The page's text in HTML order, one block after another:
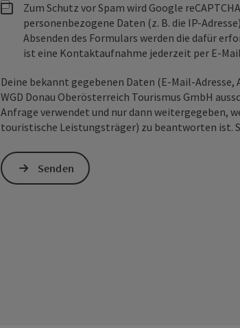
Zum Schutz vor Spam wird Google
personenbezogene Daten (z. B. die IP-
Absenden des Formulars werden die dafür
ist eine Kontaktaufnahme jederzeit per E-
Deine bekannt gegebenen Daten (E-Mail-
WGD Donau Oberösterreich Tourismus GmbH
Anfrage verwendet und nur dann weitergegeben,
touristische Leistungsträger) zu beantworten ist.
Senden